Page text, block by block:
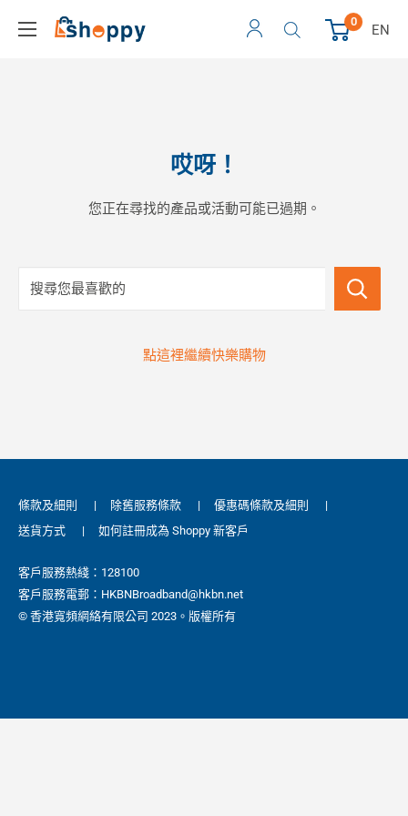
0
EN
哎呀！
您正在尋找的產品或活動可能已過期。
搜尋您最喜歡的
點這裡繼續快樂購物
條款及細則 | 除舊服務條款 | 優惠碼條款及細則
|
送貨方式
| 如何註冊成為 Shoppy 新客戶
客戶服務熱綫：128100
客戶服務電郵：HKBNBroadband@hkbn.net
© 香港寬頻網絡有限公司 2023。版權所有